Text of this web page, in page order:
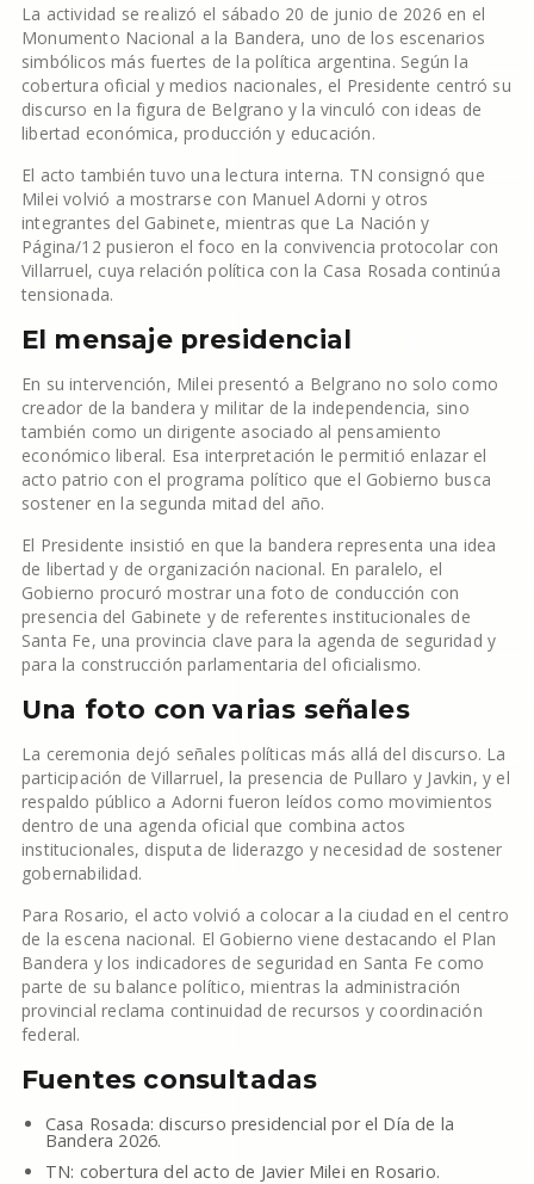
La actividad se realizó el sábado 20 de junio de 2026 en el
Monumento Nacional a la Bandera, uno de los escenarios
simbólicos más fuertes de la política argentina. Según la
cobertura oficial y medios nacionales, el Presidente centró su
discurso en la figura de Belgrano y la vinculó con ideas de
libertad económica, producción y educación.
El acto también tuvo una lectura interna. TN consignó que
Milei volvió a mostrarse con Manuel Adorni y otros
integrantes del Gabinete, mientras que La Nación y
Página/12 pusieron el foco en la convivencia protocolar con
Villarruel, cuya relación política con la Casa Rosada continúa
tensionada.
El mensaje presidencial
En su intervención, Milei presentó a Belgrano no solo como
creador de la bandera y militar de la independencia, sino
también como un dirigente asociado al pensamiento
económico liberal. Esa interpretación le permitió enlazar el
acto patrio con el programa político que el Gobierno busca
sostener en la segunda mitad del año.
El Presidente insistió en que la bandera representa una idea
de libertad y de organización nacional. En paralelo, el
Gobierno procuró mostrar una foto de conducción con
presencia del Gabinete y de referentes institucionales de
Santa Fe, una provincia clave para la agenda de seguridad y
para la construcción parlamentaria del oficialismo.
Una foto con varias señales
La ceremonia dejó señales políticas más allá del discurso. La
participación de Villarruel, la presencia de Pullaro y Javkin, y el
respaldo público a Adorni fueron leídos como movimientos
dentro de una agenda oficial que combina actos
institucionales, disputa de liderazgo y necesidad de sostener
gobernabilidad.
Para Rosario, el acto volvió a colocar a la ciudad en el centro
de la escena nacional. El Gobierno viene destacando el Plan
Bandera y los indicadores de seguridad en Santa Fe como
parte de su balance político, mientras la administración
provincial reclama continuidad de recursos y coordinación
federal.
Fuentes consultadas
Casa Rosada: discurso presidencial por el Día de la
Bandera 2026.
TN: cobertura del acto de Javier Milei en Rosario.